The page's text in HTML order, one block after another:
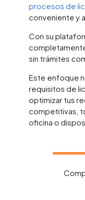
procesos de
conveniente y
Con su
sin trámites
Este enfoque
requisitos de
optimizar tus
competitivas,
oficina o